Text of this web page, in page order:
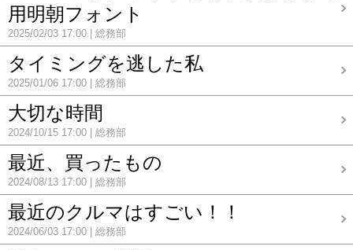
用明朝フォント
2025/02/03 17:00 総務部
タイミングを逃した私
2025/01/06 17:00 総務部
大切な時間
2024/10/15 17:00 総務部
最近、買ったもの
2024/08/13 17:00 総務部
最近のクルマはすごい！！
2024/06/03 17:00 総務部